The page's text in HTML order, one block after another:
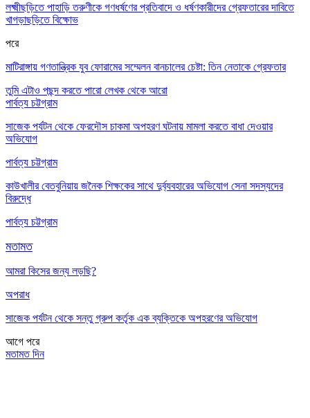
লক্ষ্মীছড়িতে পাহাড়ি তরুণীকে গণধর্ষণের প্রতিবাদে ও ধর্ষণকারীদের গ্রেফতারের দাবিতে
খাগড়াছড়িতে বিক্ষোভ
পরে
মাটিরাঙ্গায় গণতান্ত্রিক যুব ফোরামের সম্মেলন বানচালের চেষ্টা: তিন নেতাকে গ্রেফতার
তুমি এটাও পছন্দ করতে পারো লেখক থেকে আরো
পার্বত্য চট্টগ্রাম
সাজেক পর্যটন থেকে ফেরদৌস চাকমা অপহরণ ঘটনায় মামলা করতে বাধা দেওয়ার
অভিযোগ
পার্বত্য চট্টগ্রাম
কাউখালীর বেতবুনিয়ায় জনৈক শিক্ষকের সাথে দুর্ব্যবহারের অভিযোগ সেনা সদস্যদের
বিরুদ্ধে
পার্বত্য চট্টগ্রাম
মতামত
আমরা কিসের জন্য লড়ছি?
অপরাধ
সাজেক পর্যটন থেকে সন্তু গ্রুপ কর্তৃক এক ব্যক্তিকে অপহরণের অভিযোগ
আগে পরে
মতামত দিন